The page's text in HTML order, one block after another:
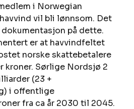
i Norwegian
vil bli lønnsom. Det
på dette.
er at havvindfeltet
norske skattebetalere
kroner. Sørlige Nordsjø 2
(23 +
i offentlige
fra ca år 2030 til 2045.